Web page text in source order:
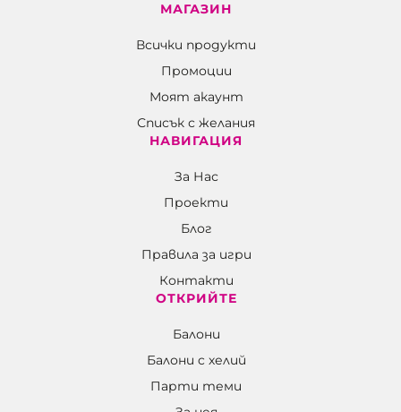
МАГАЗИН
Всички продукти
Промоции
Моят акаунт
Списък с желания
НАВИГАЦИЯ
За Нас
Проекти
Блог
Правила за игри
Контакти
ОТКРИЙТЕ
Балони
Балони c хелий
Парти теми